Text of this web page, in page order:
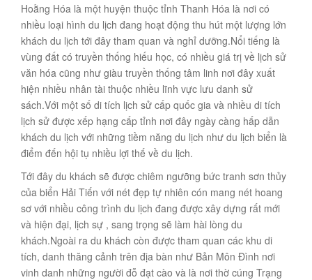
Hoằng Hóa là một huyện thuộc tỉnh Thanh Hóa là nơi có
nhiều loại hình du lịch đang hoạt động thu hút một lượng lớn
khách du lịch tới đây tham quan và nghỉ dưỡng.Nổi tiếng là
vùng đất có truyền thống hiếu học, có nhiều giá trị về lịch sử
văn hóa cũng như giàu truyền thống tâm linh nơi đây xuất
hiện nhiều nhân tài thuộc nhiều lĩnh vực lưu danh sử
sách.Với một số di tích lịch sử cấp quốc gia và nhiều di tích
lịch sử được xếp hạng cấp tỉnh nơi đây ngày càng hấp dẫn
khách du lịch với những tiềm năng du lịch như du lịch biển là
điểm đến hội tụ nhiều lợi thế về du lịch.
Tới đây du khách sẽ được chiêm ngưỡng bức tranh sơn thủy
của biển Hải Tiến với nét đẹp tự nhiên cón mang nét hoang
sơ với nhiều công trình du lịch đang được xây dựng rất mới
và hiện đại, lịch sự , sang trọng sẽ làm hài lòng du
khách.Ngoài ra du khách còn được tham quan các khu di
tích, danh thăng cảnh trên địa bàn như Bản Môn Đình nơi
vinh danh những người đỗ đạt cào và là nơi thờ cúng Trạng